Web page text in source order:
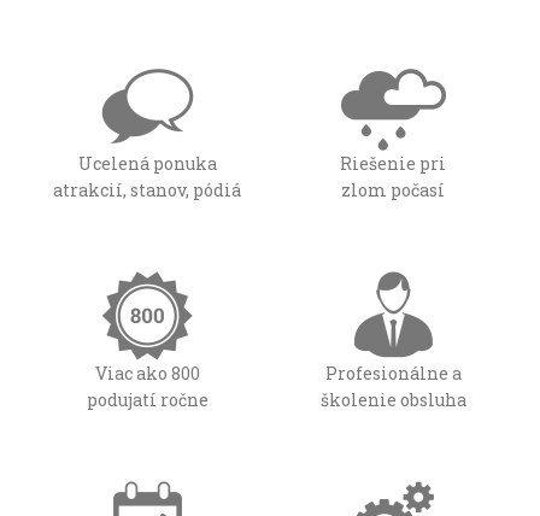
Ucelená ponuka
atrakcií, stanov, pódiá
Riešenie pri
zlom počasí
Viac ako 800
podujatí ročne
Profesionálne a
školenie obsluha